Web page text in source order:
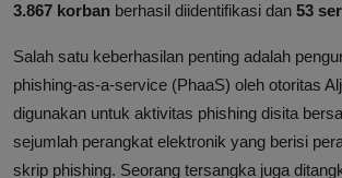
3.867 korban berhasil diidentifikasi dan 53
Salah satu keberhasilan penting adalah
phishing-as-a-service (PhaaS) oleh otoritas
digunakan untuk aktivitas phishing disita
sejumlah perangkat elektronik yang berisi
skrip phishing. Seorang tersangka juga